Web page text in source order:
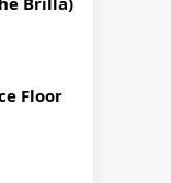
Floor